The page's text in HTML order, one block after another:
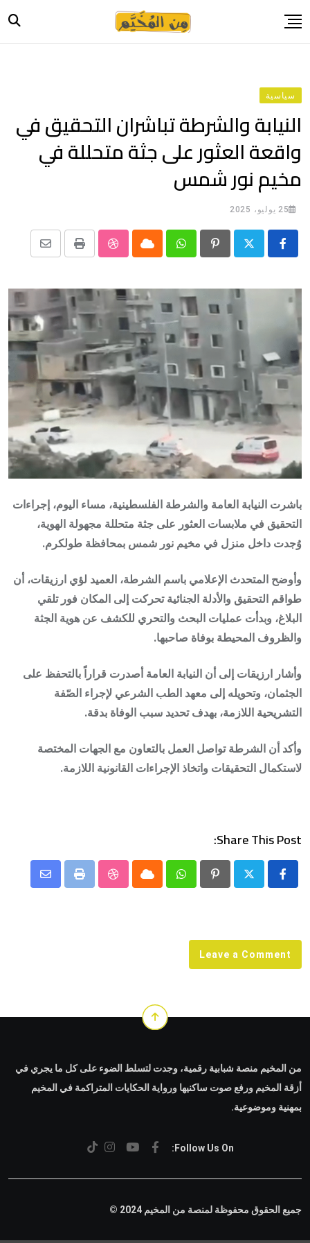
to
حياة
صورة وحكاية
قصة وسيرة
فيديو
المدونة
بيانات
سياسية
النيابة والشرطة تباشران التحقيق في
واقعة العثور على جثة متحللة في
مخيم نور شمس
25 يوليو، 2025
Pinterest
Whatsapp
Cloud
StumbleUpon
Print
Share
Email
باشرت النيابة العامة والشرطة الفلسطينية، مساء اليوم، إجراءات
التحقيق في ملابسات العثور على جثة متحللة مجهولة الهوية،
وُجدت داخل منزل في مخيم نور شمس بمحافظة طولكرم.
وأوضح المتحدث الإعلامي باسم الشرطة، العميد لؤي ارزيقات، أن
طواقم التحقيق والأدلة الجنائية تحركت إلى المكان فور تلقي
البلاغ، وبدأت عمليات البحث والتحري للكشف عن هوية الجثة
والظروف المحيطة بوفاة صاحبها.
وأشار ارزيقات إلى أن النيابة العامة أصدرت قراراً بالتحفظ على
الجثمان، وتحويله إلى معهد الطب الشرعي لإجراء الصّفة
التشريحية اللازمة، بهدف تحديد سبب الوفاة بدقة.
وأكد أن الشرطة تواصل العمل بالتعاون مع الجهات المختصة
لاستكمال التحقيقات واتخاذ الإجراءات القانونية اللازمة.
Share This Post:
Pinterest
Whatsapp
Cloud
StumbleUpon
Print
Share
Leave a Comment
من المخيم منصة شبابية رقمية، وجدت لتسلط الضوء على كل ما يجري في
أزقة المخيم ورفع صوت ساكنيها ورواية الحكايات المتراكمة في المخيم
بمهنية وموضوعية.
Follow Us On:
جميع الحقوق محفوظة لمنصة من المخيم 2024 ©